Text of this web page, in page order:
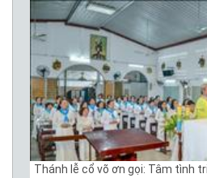
Thánh lễ cổ võ ơn gọi: Tâm tình